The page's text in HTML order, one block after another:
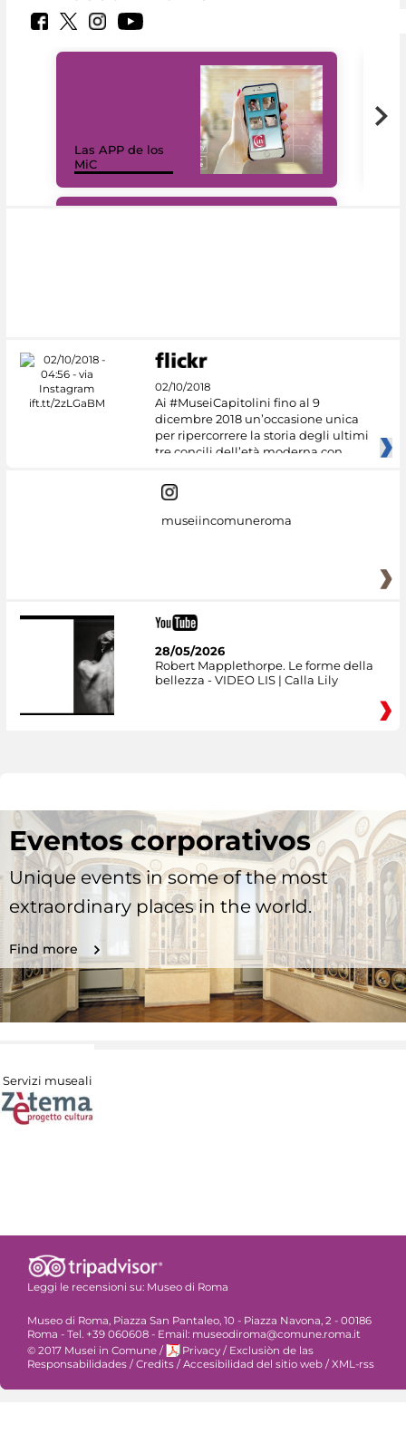
Las APP de los
MiC
02/10/2018
Ai #MuseiCapitolini fino al 9
dicembre 2018 un’occasione unica
per ripercorrere la storia degli ultimi
tre concili dell’età moderna con
museiincomuneroma
28/05/2026
Robert Mapplethorpe. Le forme della
bellezza - VIDEO LIS | Calla Lily
Eventos corporativos
Unique events in some of the most
extraordinary places in the world.
Find more
Servizi museali
Leggi le recensioni su: Museo di Roma
Museo di Roma, Piazza San Pantaleo, 10 - Piazza Navona, 2 - 00186
Roma - Tel. +39 060608 - Email: museodiroma@comune.roma.it
© 2017 Musei in Comune / Privacy / Exclusiòn de las
Responsabilidades / Credits / Accesibilidad del sitio web / XML-rss